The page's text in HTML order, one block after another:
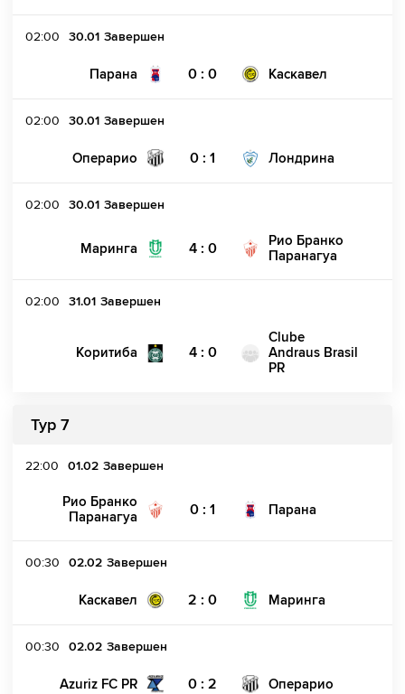
02:00 30.01 Завершен
Парана 0 : 0 Каскавел
02:00 30.01 Завершен
Операрио 0 : 1 Лондрина
02:00 30.01 Завершен
Маринга 4 : 0
Рио Бранко
Паранагуа
02:00 31.01 Завершен
Коритиба 4 : 0
Clube
Andraus Brasil
PR
Тур 7
22:00 01.02 Завершен
Рио Бранко
Паранагуа
0 : 1 Парана
00:30 02.02 Завершен
Каскавел 2 : 0 Маринга
00:30 02.02 Завершен
Azuriz FC PR 0 : 2 Операрио